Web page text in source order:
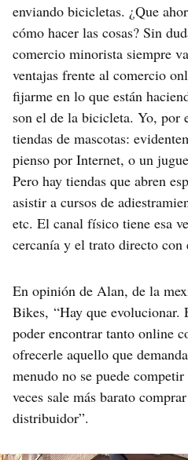
enviando bicicletas. ¿Que
cómo hacer las cosas? Sin
comercio minorista siempre
ventajas frente al comercio
fijarme en lo que están
son el de la bicicleta. Yo, por
tiendas de mascotas:
pienso por Internet, o un
Pero hay tiendas que abren
asistir a cursos de
etc. El canal físico tiene esa
cercanía y el trato directo con
En opinión de Alan, de la
Bikes, “Hay que evolucionar.
poder encontrar tanto online
ofrecerle aquello que
menudo no se puede
veces sale más barato
distribuidor”.